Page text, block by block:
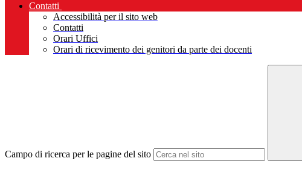
Contatti
Accessibilità per il sito web
Contatti
Orari Uffici
Orari di ricevimento dei genitori da parte dei docenti
Campo di ricerca per le pagine del sito